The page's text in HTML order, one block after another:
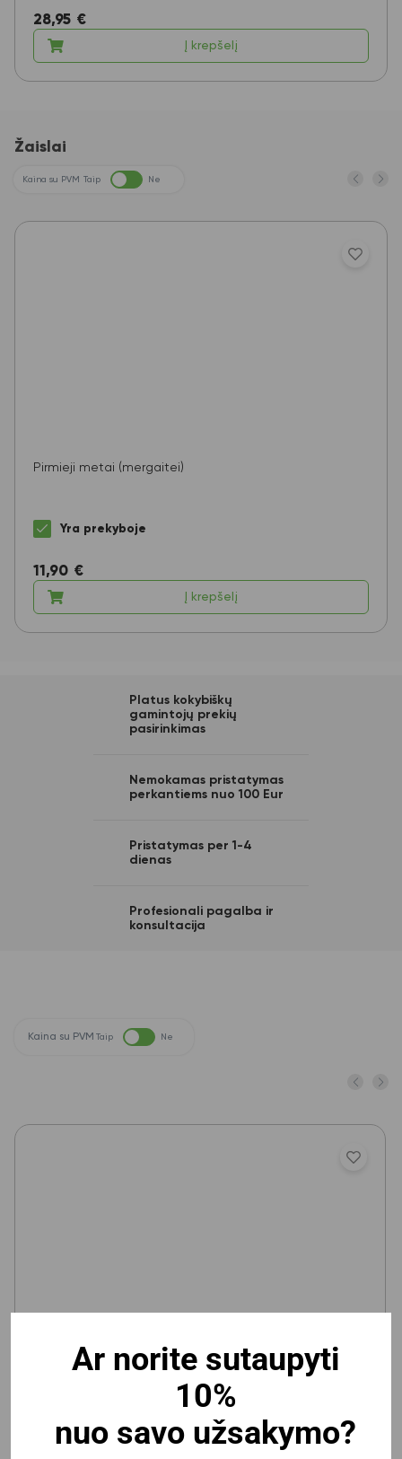
28,95 €
Į krepšelį
Žaislai
Kaina su PVM Taip Ne
Pirmieji metai (mergaitei)
Yra prekyboje
11,90 €
Į krepšelį
Platus kokybiškų
gamintojų prekių
pasirinkimas
Nemokamas pristatymas
perkantiems nuo 100 Eur
Pristatymas per 1-4
dienas
Profesionali pagalba ir
konsultacija
Kaina su PVM Taip Ne
Vaikiška magnetinė/kreidinė lenta Deli 600x900mm,
Yra prekyboje
Ar norite sutaupyti
10%
nuo savo užsakymo?